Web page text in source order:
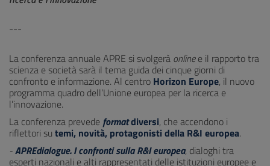
---
La conferenza annuale APRE si svolgerà onlinee il rapporto tra
scienza e società sarà il tema guida dei cinque giorni di
confronto e informazione. Al centro Horizon Europe, il nuovo
programma quadro dell’Unione europea per la ricerca e
l’innovazione.
La conferenza prevede formatdiversi, che accendono i
riflettori su temi, novità, protagonisti della R&I europea.
-APREdialogue. I confronti sulla R&I europea, dialoghi tra
esperti nazionali e alti rappresentati delle istituzioni europee e